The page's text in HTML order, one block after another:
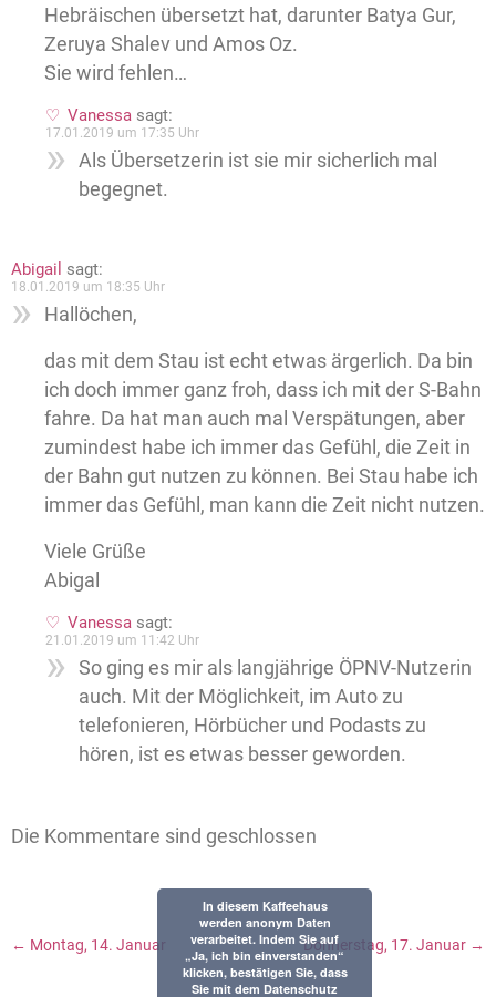
Hebräischen übersetzt hat, darunter Batya Gur,
Zeruya Shalev und Amos Oz.
Sie wird fehlen…
Vanessa sagt:
17.01.2019 um 17:35 Uhr
Als Übersetzerin ist sie mir sicherlich mal
begegnet.
Abigail sagt:
18.01.2019 um 18:35 Uhr
Hallöchen,
das mit dem Stau ist echt etwas ärgerlich. Da bin
ich doch immer ganz froh, dass ich mit der S-Bahn
fahre. Da hat man auch mal Verspätungen, aber
zumindest habe ich immer das Gefühl, die Zeit in
der Bahn gut nutzen zu können. Bei Stau habe ich
immer das Gefühl, man kann die Zeit nicht nutzen.
Viele Grüße
Abigal
Vanessa sagt:
21.01.2019 um 11:42 Uhr
So ging es mir als langjährige ÖPNV-Nutzerin
auch. Mit der Möglichkeit, im Auto zu
telefonieren, Hörbücher und Podasts zu
hören, ist es etwas besser geworden.
Die Kommentare sind geschlossen
← Montag, 14. Januar Donnerstag, 17. Januar →
In diesem Kaffeehaus
werden anonym Daten
verarbeitet. Indem Sie auf
„Ja, ich bin einverstanden“
klicken, bestätigen Sie, dass
Sie mit dem Datenschutz